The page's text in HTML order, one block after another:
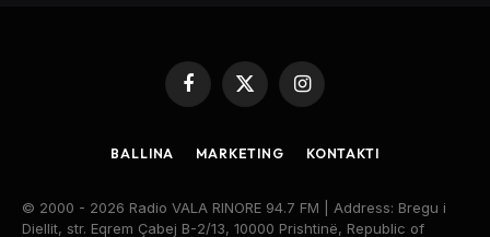
Facebook
X
Instagram
BALLINA MARKETING KONTAKTI
© 2000 - 2026 Radio VALA RINORE 94.7 FM | Address: Bregu i
Diellit, str. Eqrem Çabej B-2/13, 10000 Prishtinë, Republic of